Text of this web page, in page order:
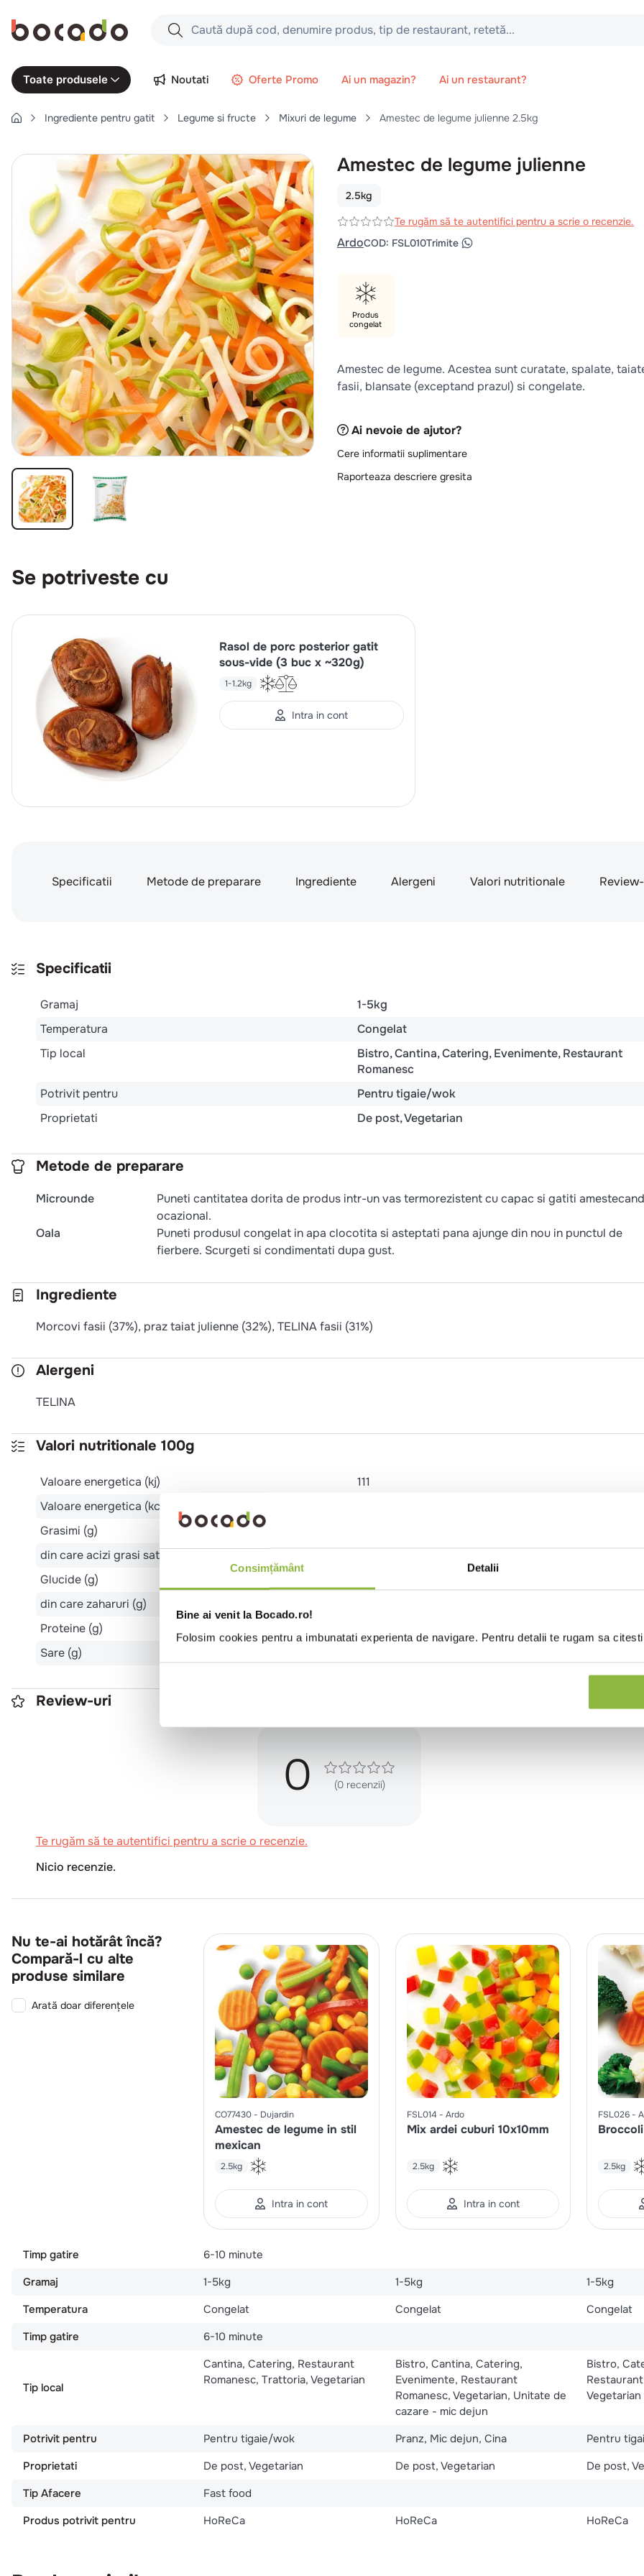
Consimțământ Detalii
Bine ai venit la Bocado.ro!
Folosim cookies pentru a imbunatati experienta de navigare. Pentru detalii te rugam sa
Caută după cod, denumire produs, tip de restaurant, retetă...
Căutări populare
3. pui
4. chifle
5. burger
6. coaste
7. ceafa
8. aripi
9. croissant
10.pizza
Toate produsele Noutati Oferte Promo Ai un magazin? Ai un restaurant?
Ingrediente pentru gatit Legume si fructe Mixuri de legume Amestec de legume julienne 2.5kg
Amestec de legume julienne
2.5kg
Te rugăm să te autentifici pentru a scrie o recenzie.
ArdoCOD: FSL010Trimite
Produs
congelat
Amestec de legume. Acestea sunt curatate, spalate,
fasii, blansate (exceptand prazul) si congelate.
Ai nevoie de ajutor?
Cere informatii suplimentare
Raporteaza descriere gresita
Se potriveste cu
Rasol de porc posterior gatit
sous-vide (3 buc x ~320g)
1-1.2kg
Intra in cont
Specificatii Metode de preparare Ingrediente Alergeni Valori nutritionale
Specificatii
Gramaj
1-5kg
Temperatura
Congelat
Tip local
Bistro Cantina Catering Evenimente Restaurant
Romanesc
Potrivit pentru
Pentru tigaie/wok
Proprietati
De post Vegetarian
Metode de preparare
Microunde
Puneti cantitatea dorita de produs intr-un vas termorezistent cu capac si gatiti amestecand
ocazional.
Oala
Puneti produsul congelat in apa clocotita si asteptati pana ajunge din nou in punctul de
fierbere. Scurgeti si condimentati dupa gust.
Ingrediente
Morcovi fasii (37%), praz taiat julienne (32%), TELINA fasii (31%)
Alergeni
TELINA
Valori nutritionale 100g
Valoare energetica (kj)
111
Valoare energetica (kcal)
Grasimi (g)
din care acizi grasi saturati (g)
Glucide (g)
din care zaharuri (g)
Proteine (g)
Sare (g)
Review-uri
0 (0 recenzii)
Te rugăm să te autentifici pentru a scrie o recenzie.
Nicio recenzie.
Nu te-ai hotărât încă?
Compară-l cu alte
produse similare
Arată doar diferențele
CO77430 Dujardin
Amestec de legume in stil
mexican
2.5kg
Intra in cont
FSL014 Ardo
Mix ardei cuburi 10x10mm
2.5kg
Intra in cont
FSL026
2.5kg
Timp gatire
6-10 minute
Gramaj
1-5kg 1-5kg
1-5kg
Temperatura
Congelat Congelat
Congelat
Timp gatire
6-10 minute
Tip local
Cantina, Catering, Restaurant
Romanesc, Trattoria, Vegetarian
Bistro, Cantina, Catering,
Evenimente, Restaurant
Romanesc, Vegetarian, Unitate de
cazare - mic dejun
Bistro,
Vegetarian
Potrivit pentru Pentru tigaie/wok Pranz, Mic dejun, Cina
Pentru
Proprietati
De post, Vegetarian De post, Vegetarian
De post,
Tip Afacere
Fast food
Produs potrivit pentru
HoReCa HoReCa HoReCa